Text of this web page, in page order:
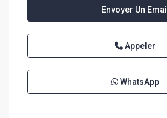
Envoyer Un Email
Appeler
WhatsApp